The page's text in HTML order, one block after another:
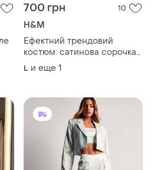
700 грн 10
H&M
Ефектний трендовий
костюм: сатинова сорочка
та струмливі штани-
палаццо з анімалістичним
L и еще 1